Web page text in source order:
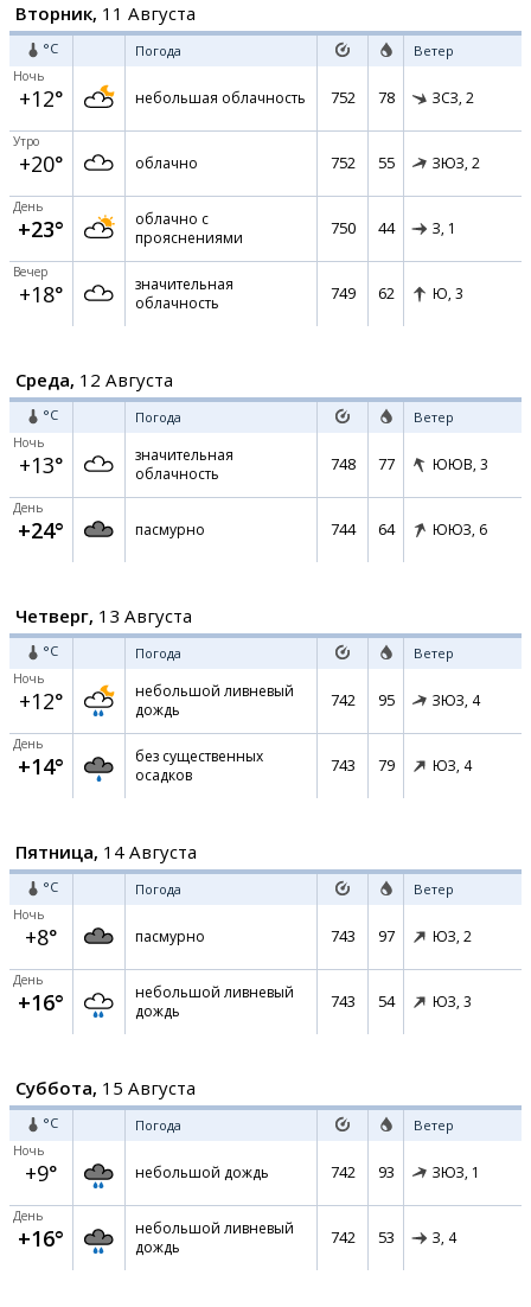
Вторник, 11 Августа
°C Погода Ветер
Ночь
+12° небольшая облачность 752 78 ЗСЗ, 2
Утро
+20° облачно 752 55 ЗЮЗ, 2
День
+23°
облачно с
прояснениями
750 44 З, 1
Вечер
+18°
значительная
облачность
749 62 Ю, 3
Среда, 12 Августа
°C Погода Ветер
Ночь
+13°
значительная
облачность
748 77 ЮЮВ, 3
День
+24° пасмурно 744 64 ЮЮЗ, 6
Четверг, 13 Августа
°C Погода Ветер
Ночь
+12°
небольшой ливневый
дождь
742 95 ЗЮЗ, 4
День
+14°
без существенных
осадков
743 79 ЮЗ, 4
Пятница, 14 Августа
°C Погода Ветер
Ночь
+8° пасмурно 743 97 ЮЗ, 2
День
+16°
небольшой ливневый
дождь
743 54 ЮЗ, 3
Суббота, 15 Августа
°C Погода Ветер
Ночь
+9° небольшой дождь 742 93 ЗЮЗ, 1
День
+16°
небольшой ливневый
дождь
742 53 З, 4